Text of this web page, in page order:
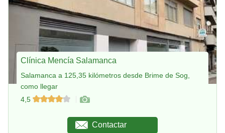
Clínica Mencía Salamanca
Salamanca a 125,35 kilómetros desde Brime de Sog,
como llegar
4,5
Contactar